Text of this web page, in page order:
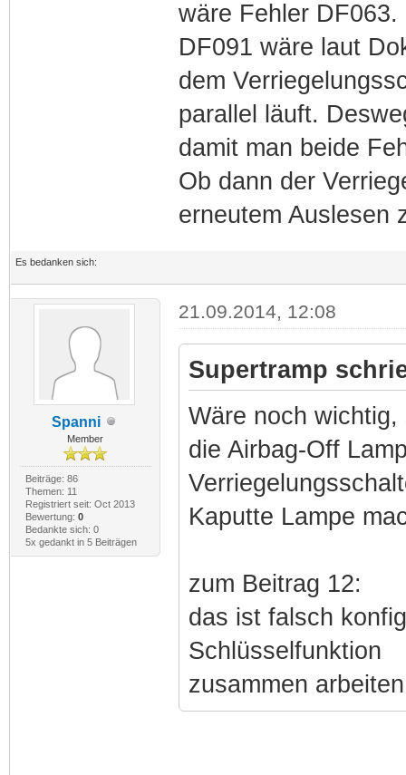
wäre Fehler DF063.
DF091 wäre laut
dem
parallel läuft.
damit man beide
Ob dann der
erneutem Auslesen
Es bedanken sich:
Spanni
Member
Beiträge: 86
Themen: 11
Registriert seit: Oct 2013
Bewertung: 0
Bedankte sich: 0
5x gedankt in 5 Beiträgen
21.09.2014, 12:08
Supertramp
Wäre noch
die Airbag-Off
Kaputte Lampe
zum Beitrag 12:
das ist falsch
Schlüsselfunktion
zusammen